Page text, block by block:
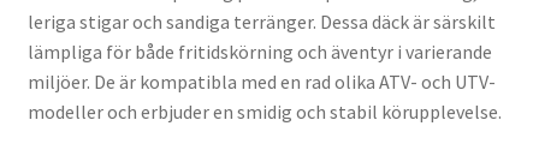
leriga stigar och sandiga terränger. Dessa däck är särskilt
lämpliga för både fritidskörning och äventyr i varierande
miljöer. De är kompatibla med en rad olika ATV- och UTV-
modeller och erbjuder en smidig och stabil körupplevelse.